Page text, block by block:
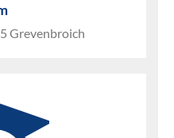
Grevenbroich